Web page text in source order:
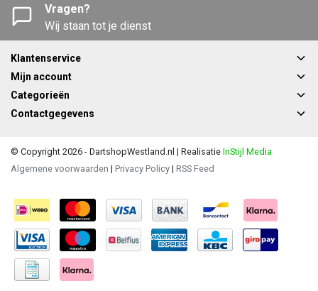
Vragen?
Wij staan tot je dienst
Klantenservice
Mijn account
Categorieën
Contactgegevens
© Copyright 2026 - DartshopWestland.nl | Realisatie InStijl Media
Algemene voorwaarden | Privacy Policy | RSS Feed